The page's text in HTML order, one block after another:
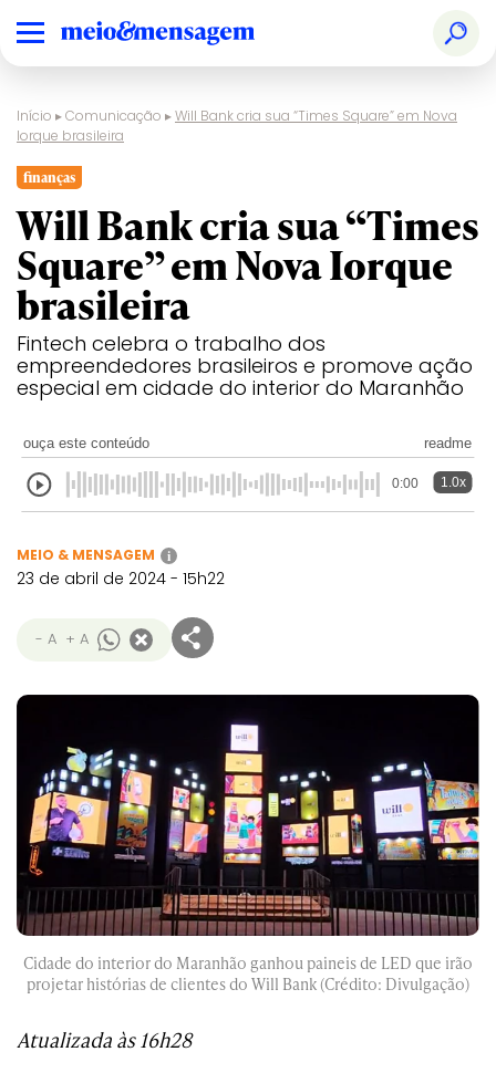
Início ▸Comunicação ▸Will Bank cria sua “Times Square” em Nova
Iorque brasileira
finanças
Will Bank cria sua “Times
Square” em Nova Iorque
brasileira
Fintech celebra o trabalho dos
empreendedores brasileiros e promove ação
especial em cidade do interior do Maranhão
ouça este conteúdo readme
0:00 1.0x
MEIO & MENSAGEM i
23 de abril de 2024 - 15h22
- A + A
Cidade do interior do Maranhão ganhou paineis de LED que irão
projetar histórias de clientes do Will Bank (Crédito: Divulgação)
Atualizada às 16h28